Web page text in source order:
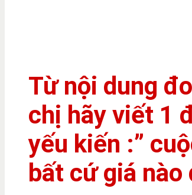
Từ nội dung
chị hãy viết 1
yếu kiến :”
bất cứ giá nào